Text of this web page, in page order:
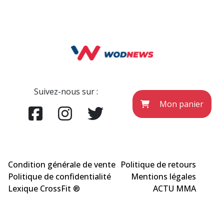
Suivez-nous sur :
Mon panier
Condition générale de vente Politique de retours
Politique de confidentialité
Mentions légales
Lexique CrossFit ®
ACTU MMA